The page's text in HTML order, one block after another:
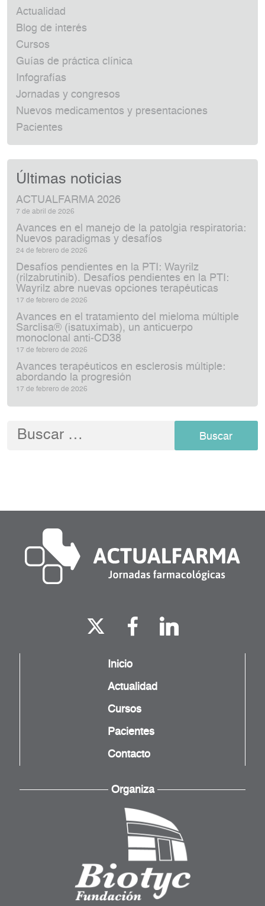
Actualidad
Blog de interés
Cursos
Guías de práctica clínica
Infografías
Jornadas y congresos
Nuevos medicamentos y presentaciones
Pacientes
Últimas noticias
ACTUALFARMA 2026
7 de abril de 2026
Avances en el manejo de la patolgia respiratoria:
Nuevos paradigmas y desafíos
24 de febrero de 2026
Desafíos pendientes en la PTI: Wayrilz
(rilzabrutinib). Desafíos pendientes en la PTI:
Wayrilz abre nuevas opciones terapéuticas
17 de febrero de 2026
Avances en el tratamiento del mieloma múltiple
Sarclisa® (isatuximab), un anticuerpo
monoclonal anti‑CD38
17 de febrero de 2026
Avances terapéuticos en esclerosis múltiple:
abordando la progresión
17 de febrero de 2026
Buscar:
Inicio
Actualidad
Cursos
Pacientes
Contacto
Organiza